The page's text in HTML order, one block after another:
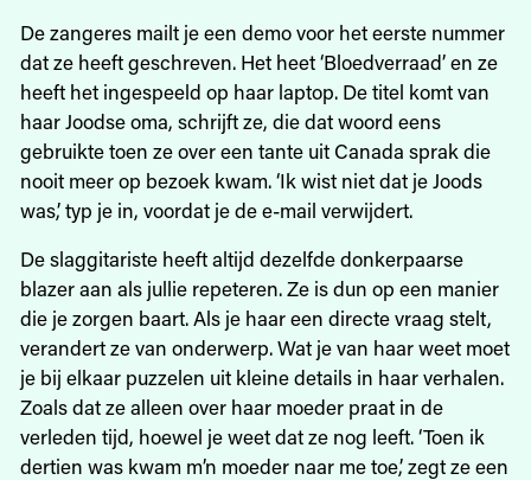
De zangeres mailt je een demo voor het eerste nummer
dat ze heeft geschreven. Het heet ‘Bloedverraad’ en ze
heeft het ingespeeld op haar laptop. De titel komt van
haar Joodse oma, schrijft ze, die dat woord eens
gebruikte toen ze over een tante uit Canada sprak die
nooit meer op bezoek kwam. ‘Ik wist niet dat je Joods
was,’ typ je in, voordat je de e-mail verwijdert.
De slaggitariste heeft altijd dezelfde donkerpaarse
blazer aan als jullie repeteren. Ze is dun op een manier
die je zorgen baart. Als je haar een directe vraag stelt,
verandert ze van onderwerp. Wat je van haar weet moet
je bij elkaar puzzelen uit kleine details in haar verhalen.
Zoals dat ze alleen over haar moeder praat in de
verleden tijd, hoewel je weet dat ze nog leeft. ‘Toen ik
dertien was kwam m’n moeder naar me toe,’ zegt ze een